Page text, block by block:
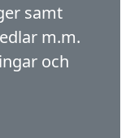
samt
m.m.
och